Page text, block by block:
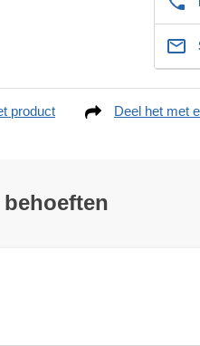
product Deel het met